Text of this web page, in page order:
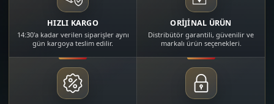
HIZLI KARGO
14:30'a kadar verilen siparişler aynı
gün kargoya teslim edilir.
ORİJİNAL ÜRÜN
Distribütör garantili, güvenilir ve
markalı ürün seçenekleri.